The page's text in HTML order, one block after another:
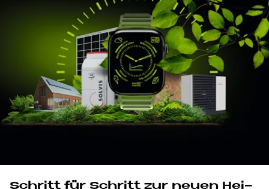
Schritt für Schritt zur neu­en Hei­